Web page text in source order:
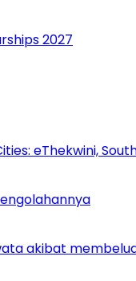
2027
eThekwini,
akibat